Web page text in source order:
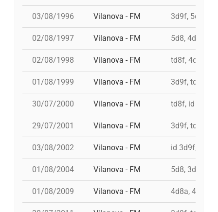
03/08/1996 Vilanova - FM 3d9f, 5d8,
02/08/1997 Vilanova - FM 5d8, 4d9f,
02/08/1998 Vilanova - FM td8f, 4d8,
01/08/1999 Vilanova - FM 3d9f, td9fm,
30/07/2000 Vilanova - FM td8f, id 4d9f,
29/07/2001 Vilanova - FM 3d9f,
03/08/2002 Vilanova - FM id 3d9f, id
01/08/2004 Vilanova - FM 5d8, 3d8,
01/08/2009 Vilanova - FM 4d8a, 4d9f,